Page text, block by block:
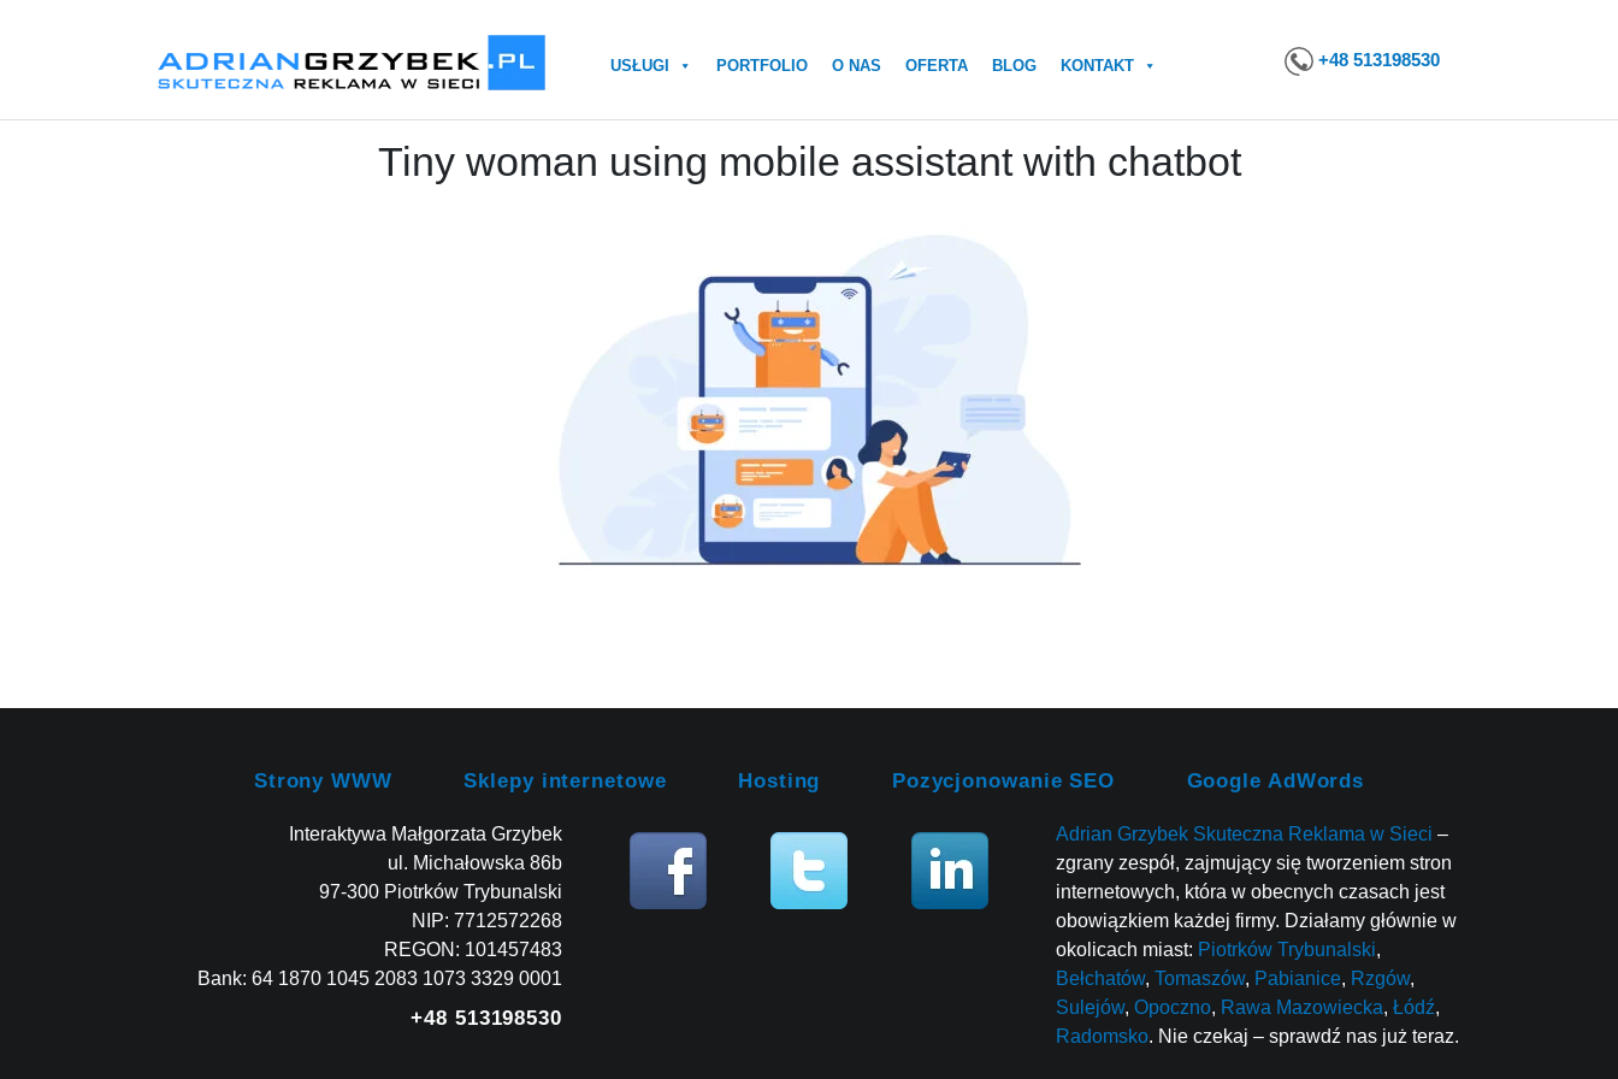
USŁUGI PORTFOLIO O NAS OFERTA BLOG KONTAKT +48 513198530
Tiny woman using mobile assistant with chatbot
Strony WWW Sklepy internetowe Hosting Pozycjonowanie SEO Google AdWords
Interaktywa Małgorzata Grzybek
ul. Michałowska 86b
97-300 Piotrków Trybunalski
NIP: 7712572268
REGON: 101457483
Bank: 64 1870 1045 2083 1073 3329 0001
+48 513198530
Adrian Grzybek Skuteczna Reklama w Sieci –
zgrany zespół, zajmujący się tworzeniem stron
internetowych, która w obecnych czasach jest
obowiązkiem każdej firmy. Działamy głównie w
okolicach miast: Piotrków Trybunalski,
Bełchatów, Tomaszów, Pabianice, Rzgów,
Sulejów, Opoczno, Rawa Mazowiecka, Łódź,
Radomsko. Nie czekaj – sprawdź nas już teraz.